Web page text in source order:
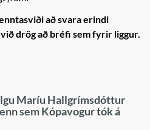
að svara erindi
drög að bréfi sem fyrir liggur.
Maríu Hallgrímsdóttur
sem Kópavogur tók á